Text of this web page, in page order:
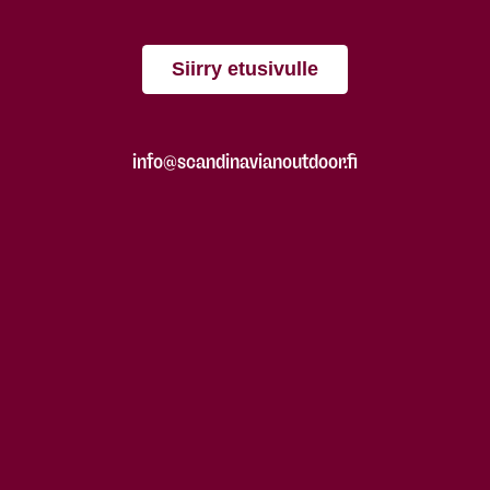
Siirry etusivulle
info@scandinavianoutdoor.fi